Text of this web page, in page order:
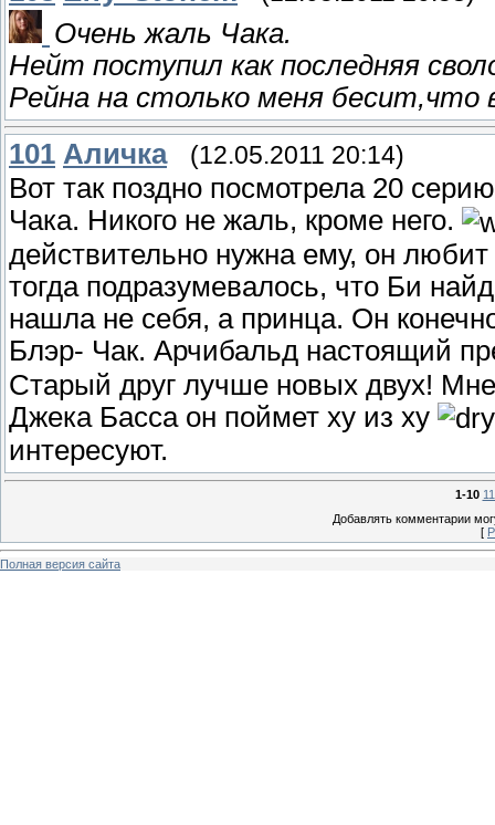
Очень жаль Чака.
Нейт поступил как последняя
Рейна на столько меня
101 Аличка (12.05.2011 20:14)
Вот так поздно посмотрела 20
Чака. Никого не жаль, кроме него.
действительно нужна ему, он
тогда подразумевалось, что Би
нашла не себя, а принца. Он
Блэр- Чак. Арчибальд настоящий
Старый друг лучше новых двух! Мне
Джека Басса он поймет ху из ху
интересуют.
1-10
Добавлять комментарии
[
Полная версия сайта